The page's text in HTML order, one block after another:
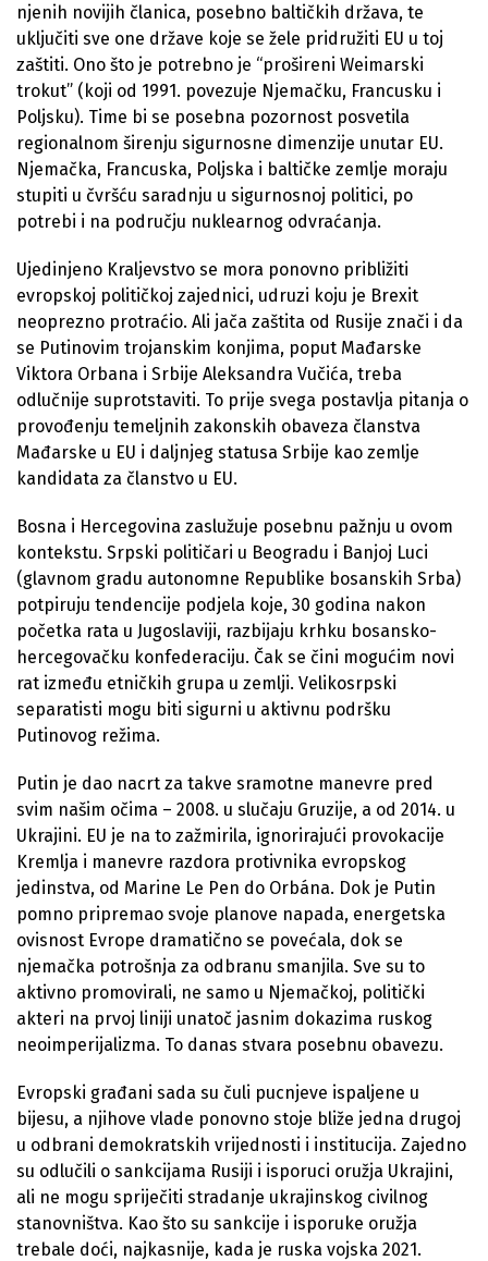
njenih novijih članica, posebno baltičkih država, te
uključiti sve one države koje se žele pridružiti EU u toj
zaštiti. Ono što je potrebno je “prošireni Weimarski
trokut” (koji od 1991. povezuje Njemačku, Francusku i
Poljsku). Time bi se posebna pozornost posvetila
regionalnom širenju sigurnosne dimenzije unutar EU.
Njemačka, Francuska, Poljska i baltičke zemlje moraju
stupiti u čvršću saradnju u sigurnosnoj politici, po
potrebi i na području nuklearnog odvraćanja.
Ujedinjeno Kraljevstvo se mora ponovno približiti
evropskoj političkoj zajednici, udruzi koju je Brexit
neoprezno protraćio. Ali jača zaštita od Rusije znači i da
se Putinovim trojanskim konjima, poput Mađarske
Viktora Orbana i Srbije Aleksandra Vučića, treba
odlučnije suprotstaviti. To prije svega postavlja pitanja o
provođenju temeljnih zakonskih obaveza članstva
Mađarske u EU i daljnjeg statusa Srbije kao zemlje
kandidata za članstvo u EU.
Bosna i Hercegovina zaslužuje posebnu pažnju u ovom
kontekstu. Srpski političari u Beogradu i Banjoj Luci
(glavnom gradu autonomne Republike bosanskih Srba)
potpiruju tendencije podjela koje, 30 godina nakon
početka rata u Jugoslaviji, razbijaju krhku bosansko-
hercegovačku konfederaciju. Čak se čini mogućim novi
rat između etničkih grupa u zemlji. Velikosrpski
separatisti mogu biti sigurni u aktivnu podršku
Putinovog režima.
Putin je dao nacrt za takve sramotne manevre pred
svim našim očima – 2008. u slučaju Gruzije, a od 2014. u
Ukrajini. EU je na to zažmirila, ignorirajući provokacije
Kremlja i manevre razdora protivnika evropskog
jedinstva, od Marine Le Pen do Orbána. Dok je Putin
pomno pripremao svoje planove napada, energetska
ovisnost Evrope dramatično se povećala, dok se
njemačka potrošnja za odbranu smanjila. Sve su to
aktivno promovirali, ne samo u Njemačkoj, politički
akteri na prvoj liniji unatoč jasnim dokazima ruskog
neoimperijalizma. To danas stvara posebnu obavezu.
Evropski građani sada su čuli pucnjeve ispaljene u
bijesu, a njihove vlade ponovno stoje bliže jedna drugoj
u odbrani demokratskih vrijednosti i institucija. Zajedno
su odlučili o sankcijama Rusiji i isporuci oružja Ukrajini,
ali ne mogu spriječiti stradanje ukrajinskog civilnog
stanovništva. Kao što su sankcije i isporuke oružja
trebale doći, najkasnije, kada je ruska vojska 2021.